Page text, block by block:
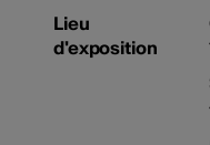
Lieu
d'exposition